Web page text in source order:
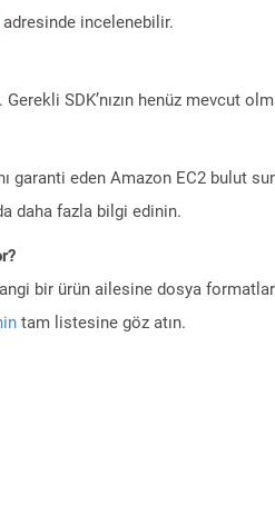
adresinde incelenebilir.
SDK’nızın henüz mevcut
garanti eden Amazon EC2 bulut
daha fazla bilgi edinin.
bir ürün ailesine dosya
tam listesine göz atın.